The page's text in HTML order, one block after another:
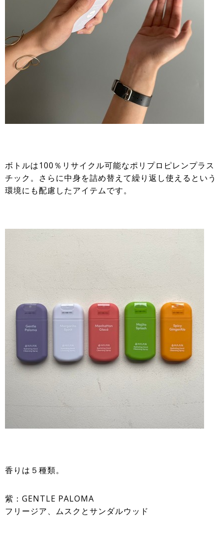
ボトルは100％リサイクル可能なポリプロピレンプラス
チック。さらに中身を詰め替えて繰り返し使えるという
環境にも配慮したアイテムです。
香りは５種類。
紫：GENTLE PALOMA
フリージア、ムスクとサンダルウッド